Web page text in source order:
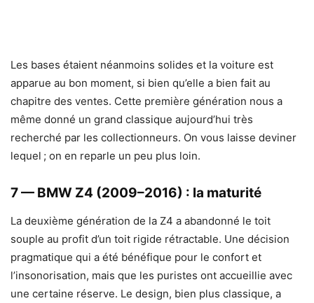
Les bases étaient néanmoins solides et la voiture est
apparue au bon moment, si bien qu’elle a bien fait au
chapitre des ventes. Cette première génération nous a
même donné un grand classique aujourd’hui très
recherché par les collectionneurs. On vous laisse deviner
lequel ; on en reparle un peu plus loin.
7 — BMW Z4 (2009–2016) : la maturité
La deuxième génération de la Z4 a abandonné le toit
souple au profit d’un toit rigide rétractable. Une décision
pragmatique qui a été bénéfique pour le confort et
l’insonorisation, mais que les puristes ont accueillie avec
une certaine réserve. Le design, bien plus classique, a